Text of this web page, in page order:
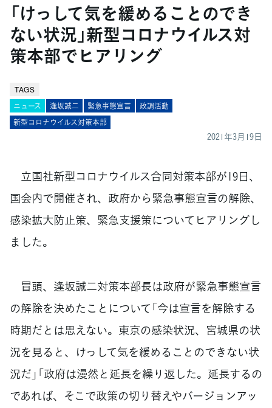
「けっして気を緩めることのでき
ない状況」新型コロナウイルス対
策本部でヒアリング
TAGS
ニュース 逢坂誠二 緊急事態宣言
政調活動
新型コロナウイルス対策本部
2021年3月19日
立国社新型コロナウイルス合同対策本部が19日、
国会内で開催され、政府から緊急事態宣言の解除、
感染拡大防止策、緊急支援策についてヒアリングし
ました。
冒頭、逢坂誠二対策本部長は政府が緊急事態宣言
の解除を決めたことについて「今は宣言を解除する
時期だとは思えない。東京の感染状況、宮城県の状
況を見ると、けっして気を緩めることのできない状
況だ」「政府は漫然と延長を繰り返した。延長するの
であれば、そこで政策の切り替えやバージョンアッ